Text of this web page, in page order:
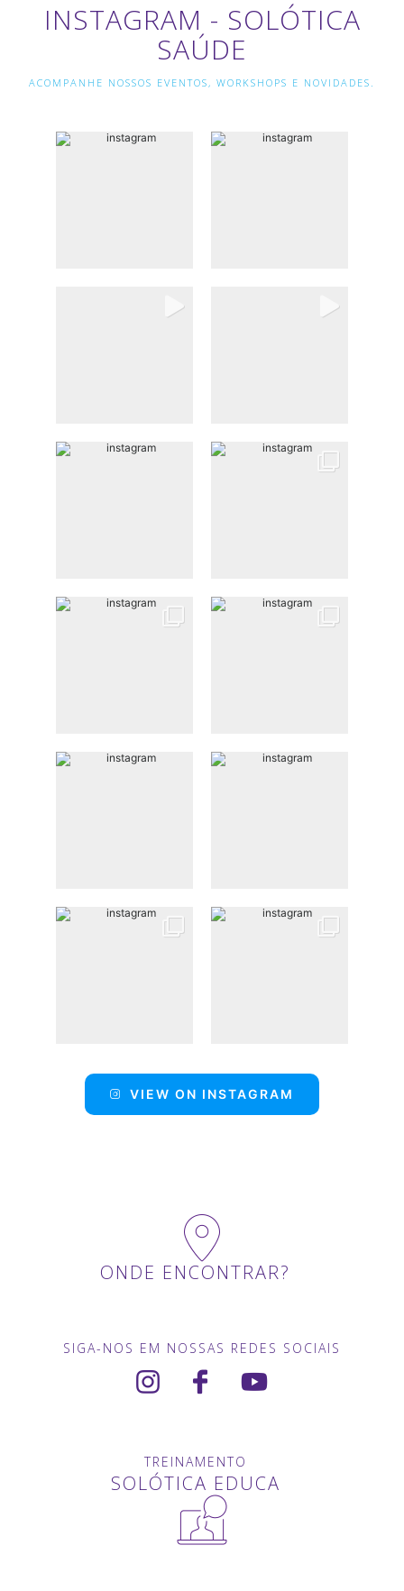
INSTAGRAM - SOLÓTICA
SAÚDE
ACOMPANHE NOSSOS EVENTOS, WORKSHOPS E NOVIDADES.
VIEW ON INSTAGRAM
ONDE ENCONTRAR?
SIGA-NOS EM NOSSAS REDES SOCIAIS
TREINAMENTO
SOLÓTICA EDUCA